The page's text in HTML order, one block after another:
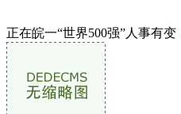
正在皖一“世界500强”人事有变